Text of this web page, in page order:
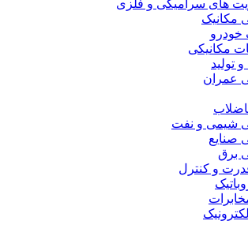
های سرامیکی و فلزی
مکانیک
خودرو
مکانیکی
تولید
عمران
شیمی و نفت
صنایع
برق
و کنترل